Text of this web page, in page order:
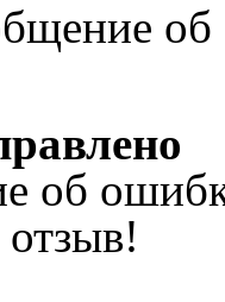
об
об